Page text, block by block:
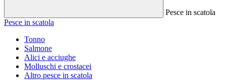
Pesce in scatola
Pesce in scatola
Tonno
Salmone
Alici e acciughe
Molluschi e crostacei
Altro pesce in scatola